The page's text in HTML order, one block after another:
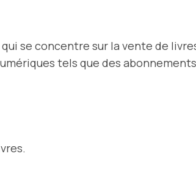
se concentre sur la vente de
tels que des